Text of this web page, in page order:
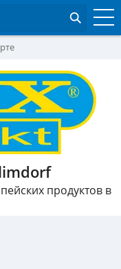
продуктов в